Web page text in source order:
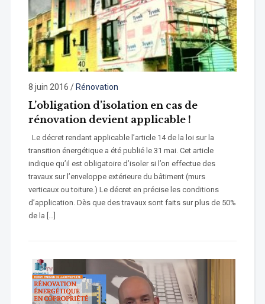
8 juin 2016 / Rénovation
L’obligation d’isolation en cas de
rénovation devient applicable !
Le décret rendant applicable l’article 14 de la loi sur la
transition énergétique a été publié le 31 mai. Cet article
indique qu’il est obligatoire d’isoler si l’on effectue des
travaux sur l’enveloppe extérieure du bâtiment (murs
verticaux ou toiture.) Le décret en précise les conditions
d’application. Dès que des travaux sont faits sur plus de 50%
de la […]